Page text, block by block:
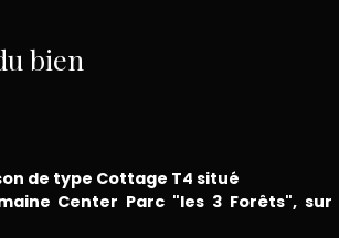
bien
de type Cottage T4 situé
Center Parc "les 3 Forêts", sur